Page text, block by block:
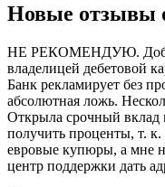
Новые отзывы
НЕ РЕКОМЕНДУЮ.
владелицей дебетовой
Банк рекламирует без
абсолютная ложь.
Открыла срочный вклад
получить проценты, т.
евровые купюры, а мне
центр поддержки дать